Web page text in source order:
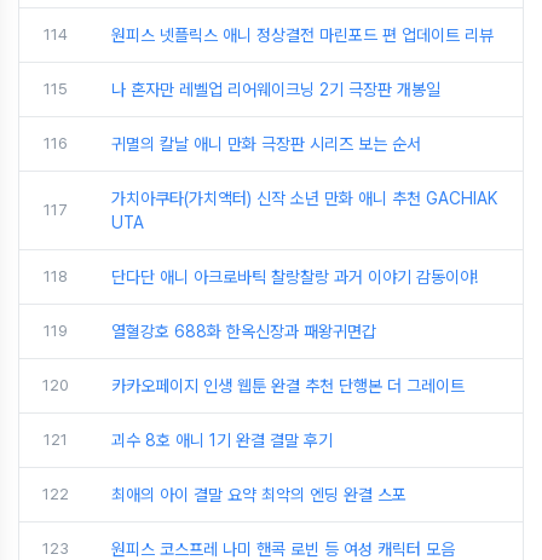
114 원피스 넷플릭스 애니 정상결전 마린포드 편 업데이트 리뷰
115 나 혼자만 레벨업 리어웨이크닝 2기 극장판 개봉일
116 귀멸의 칼날 애니 만화 극장판 시리즈 보는 순서
117
가치아쿠타(가치액터) 신작 소년 만화 애니 추천 GACHIAK
UTA
118 단다단 애니 아크로바틱 찰랑찰랑 과거 이야기 감동이야!
119 열혈강호 688화 한옥신장과 패왕귀면갑
120 카카오페이지 인생 웹툰 완결 추천 단행본 더 그레이트
121 괴수 8호 애니 1기 완결 결말 후기
122 최애의 아이 결말 요약 최악의 엔딩 완결 스포
123 원피스 코스프레 나미 핸콕 로빈 등 여성 캐릭터 모음